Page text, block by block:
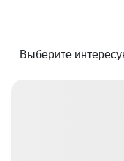
Выберите